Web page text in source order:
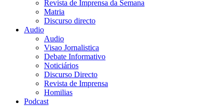
Revista de Imprensa da Semana
Matria
Discurso directo
Audio
Audio
Visao Jornalistica
Debate Informativo
Noticiários
Discurso Directo
Revista de Imprensa
Homilias
Podcast